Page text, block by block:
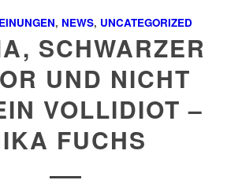
, NEWS, UNCATEGORIZED
SCHWARZER
UND NICHT
VOLLIDIOT –
FUCHS